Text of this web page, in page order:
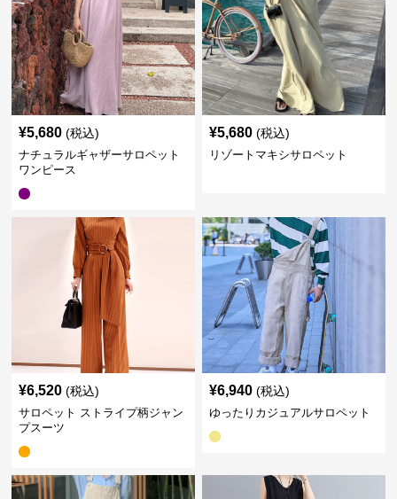
¥5,680 (税込)
ナチュラルギャザーサロペット
ワンピース
¥5,680 (税込)
リゾートマキシサロペット
¥6,520 (税込)
サロペット ストライプ柄ジャン
プスーツ
¥6,940 (税込)
ゆったりカジュアルサロペット